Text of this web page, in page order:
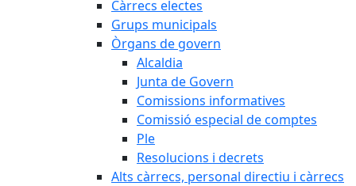
Càrrecs electes
Grups municipals
Òrgans de govern
Alcaldia
Junta de Govern
Comissions informatives
Comissió especial de comptes
Ple
Resolucions i decrets
Alts càrrecs, personal directiu i càrrecs